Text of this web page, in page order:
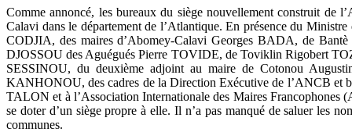
Comme annoncé, les bureaux du siège nouvellement construit de
Calavi dans le département de l’Atlantique. En présence du
CODJIA, des maires d’Abomey-Calavi Georges BADA, de
DJOSSOU des Aguégués Pierre TOVIDE, de Toviklin Rigobert
SESSINOU, du deuxième adjoint au maire de Cotonou
KANHONOU, des cadres de la Direction Exécutive de l’ANCB et
TALON et à l’Association Internationale des Maires Francophones
se doter d’un siège propre à elle. Il n’a pas manqué de saluer les
communes.